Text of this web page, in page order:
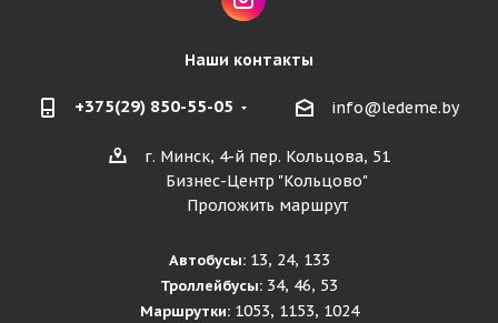
Наши контакты
+375(29) 850-55-05 info@ledeme.by
г. Минск, 4-й пер. Кольцова, 51
Бизнес-Центр "Кольцово"
Проложить маршрут
Автобусы:13, 24, 133
Троллейбусы: 34, 46, 53
Маршрутки:1053, 1153, 1024